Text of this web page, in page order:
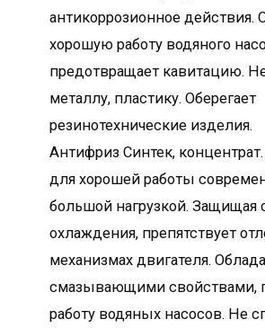
антикоррозионное действия.
хорошую работу водяного
предотвращает кавитацию.
металлу, пластику. Оберегает
резинотехнические изделия.
Антифриз Cинтек,
для хорошей работы
большой нагрузкой. Защищая
охлаждения, препятствует
механизмах двигателя.
смазывающими свойствами,
работу водяных насосов. Не